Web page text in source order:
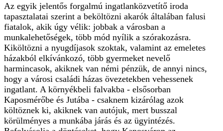
Az egyik jelentős forgalmú ingatlanközvetítő iroda
tapasztalatai szerint a beköltözni akarók általában falusi
fiatalok, akik úgy vélik: jobbak a városban a
munkalehetőségek, több mód nyílik a szórakozásra.
Kiköltözni a nyugdíjasok szoktak, valamint az emeletes
házakból elkívánkozó, több gyermeket nevelő
harmincasok, akiknek van némi pénzük, de annyi nincs,
hogy a városi családi házas övezetekben vehessenek
ingatlant. A környékbeli falvakba - elsősorban
Kaposmérőbe és Jutába - csaknem kizárólag azok
költöznek ki, akiknek van autójuk, mert busszal
körülményes a munkába járás és az ügyintézés.